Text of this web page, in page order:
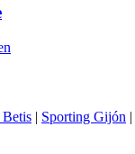
Betis | Sporting Gijón |